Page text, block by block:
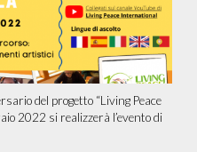
del progetto “Living Peace
2022 si realizzerà l’evento di